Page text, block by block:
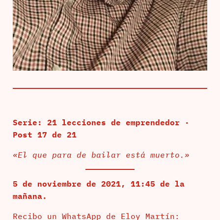
Serie: 21 lecciones de emprendedor ·
Post 17 de 21
«El que para de bailar está muerto.»
5 de noviembre de 2021, 11:45 de la
mañana.
Recibo un WhatsApp de Eloy Martín: